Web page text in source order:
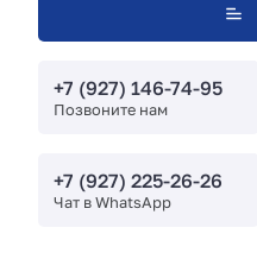
+7 (927) 146-74-95
Позвоните нам
+7 (927) 225-26-26
Чат в WhatsApp